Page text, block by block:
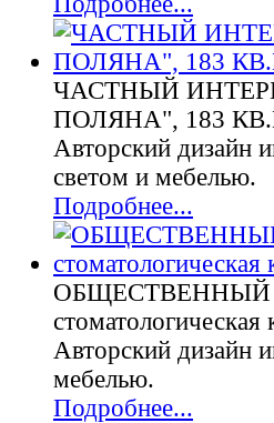
ЧАСТНЫЙ
ПОЛЯНА", 183
Авторский дизайн
светом и мебелью.
Подробнее...
ОБЩЕСТВЕННЫЙ
стоматологическая
Авторский дизайн
мебелью.
Подробнее...